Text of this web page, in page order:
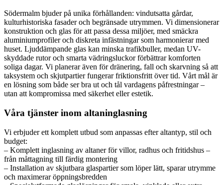
Södermalm bjuder på unika förhållanden: vindutsatta gårdar,
kulturhistoriska fasader och begränsade utrymmen. Vi dimensionerar
konstruktion och glas för att passa dessa miljöer, med smäckra
aluminiumprofiler och diskreta infästningar som harmonierar med
huset. Ljuddämpande glas kan minska trafikbuller, medan UV-
skyddade rutor och smarta vädringsluckor förbättrar komforten
soliga dagar. Vi planerar även för dränering, fall och skarvning så att
taksystem och skjutpartier fungerar friktionsfritt över tid. Vårt mål är
en lösning som både ser bra ut och tål vardagens påfrestningar –
utan att kompromissa med säkerhet eller estetik.
Våra tjänster inom altaninglasning
Vi erbjuder ett komplett utbud som anpassas efter altantyp, stil och
budget:
– Komplett inglasning av altaner för villor, radhus och fritidshus –
från måttagning till färdig montering
– Installation av skjutbara glaspartier som löper lätt, sparar utrymme
och maximerar öppningsbredden